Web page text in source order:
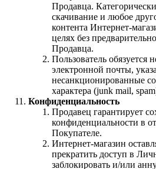
Продавца.
скачивание и любое
контента Интернет-
целях без
Продавца.
Пользователь обязуется
электронной почты,
несанкционированные
характера (junk mail,
Конфиденциальность
Продавец гарантирует
конфиденциальности в
Покупателе.
Интернет-магазин
прекратить доступ в
заблокировать и/или